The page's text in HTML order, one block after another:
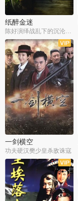
纸醉金迷
全40集
一剑横空
功夫硬汉樊少皇杀敌诛寇
全25集